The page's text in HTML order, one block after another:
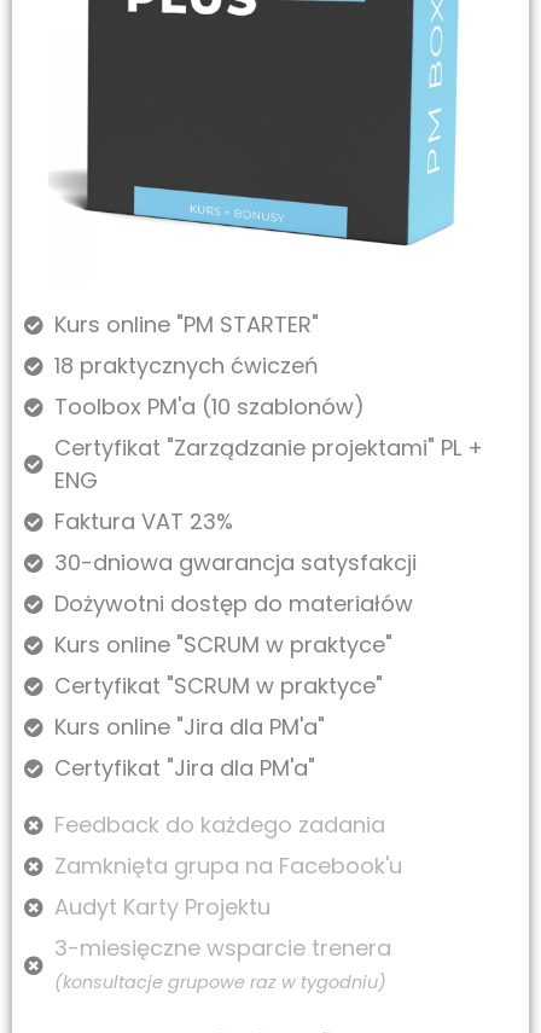
Kurs online "PM STARTER"
18 praktycznych ćwiczeń
Toolbox PM'a (10 szablonów)
Certyfikat "Zarządzanie projektami" PL +
ENG
Faktura VAT 23%
30-dniowa gwarancja satysfakcji
Dożywotni dostęp do materiałów
Kurs online "SCRUM w praktyce"
Certyfikat "SCRUM w praktyce"
Kurs online "Jira dla PM'a"
Certyfikat "Jira dla PM'a"
Feedback do każdego zadania
Zamknięta grupa na Facebook'u
Audyt Karty Projektu
3-miesięczne wsparcie trenera
(konsultacje grupowe raz w tygodniu)